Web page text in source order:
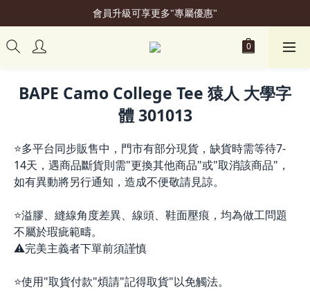
加入會員立即贈50元購物金
會員升級可享更多"專屬優惠"
加入會員立即贈50元購物金
BAPE Camo College Tee 猿人 大學字
體 301013
⭐多平台同步販售中，門市有部分現貨，缺貨時需等待7-
14天，遇商品斷貨則需"更換其他商品"或"取消該商品"，
如有異動將另行通知，造成不便敬請見諒。
⭐溢膠、縫線角度差異、線頭、鞋面壓痕，均為做工問題
不屬於瑕疵範疇。
⚠️完美主義者下單前須謹慎
⭐使用"取貨付款"煩請"記得取貨"以免觸法。